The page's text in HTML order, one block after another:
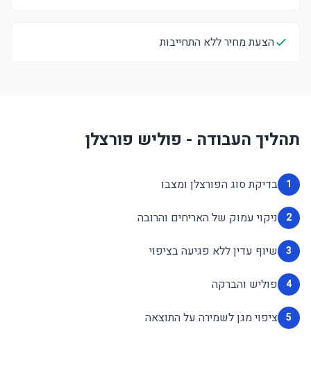
הצעת מחיר ללא התחייבות
תהליך העבודה - פוליש פורצלן
1 בדיקת סוג הפורצלן ומצבו
2 ניקוי עמוק של האריחים והרובה
3 שיוף עדין ללא פגיעה בציפוי
4 פוליש והברקה
5 ציפוי מגן לשמירה על התוצאה